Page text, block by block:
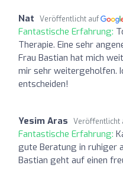
Nat Veröffentlicht auf
Fantastische Erfahrung:
Therapie. Eine sehr
Frau Bastian hat mich
mir sehr weitergeholfen.
entscheiden!
Yesim Aras Veröffentlicht
Fantastische Erfahrung:
gute Beratung in ruhiger
Bastian geht auf einen